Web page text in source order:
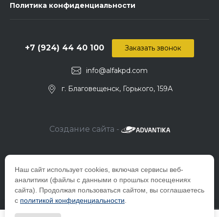
Наш сайт использует cookies, включая сервисы веб-
аналитики (файлы с данными о прошлых посещениях
сайта). Продолжая пользоваться сайтом, вы соглашаетесь
с политикой конфиденциальности
Политика конфиденциальности
info@alfakpd.com
+7 (924) 44 40 100
г. Благовещенск, Горького, 159А
Заказать звонок
Создание сайта -